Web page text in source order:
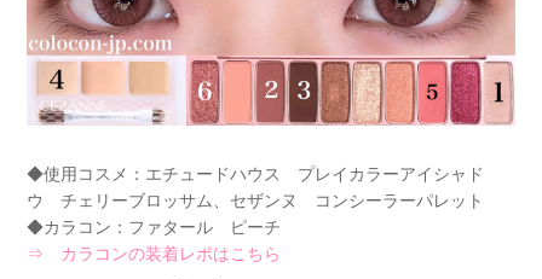
◆使用コスメ：エチュードハウス プレイカラーアイシャド
ウ チェリーブロッサム、セザンヌ コンシーラーパレット
◆カラコン：ファタール ピーチ
⇒ カラコンの装着レポはこちら